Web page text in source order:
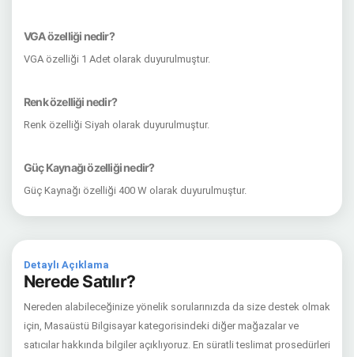
VGA özelliği nedir?
VGA özelliği 1 Adet olarak duyurulmuştur.
Renk özelliği nedir?
Renk özelliği Siyah olarak duyurulmuştur.
Güç Kaynağı özelliği nedir?
Güç Kaynağı özelliği 400 W olarak duyurulmuştur.
Detaylı Açıklama
Nerede Satılır?
Nereden alabileceğinize yönelik sorularınızda da size destek olmak
için, Masaüstü Bilgisayar kategorisindeki diğer mağazalar ve
satıcılar hakkında bilgiler açıklıyoruz. En süratli teslimat prosedürleri